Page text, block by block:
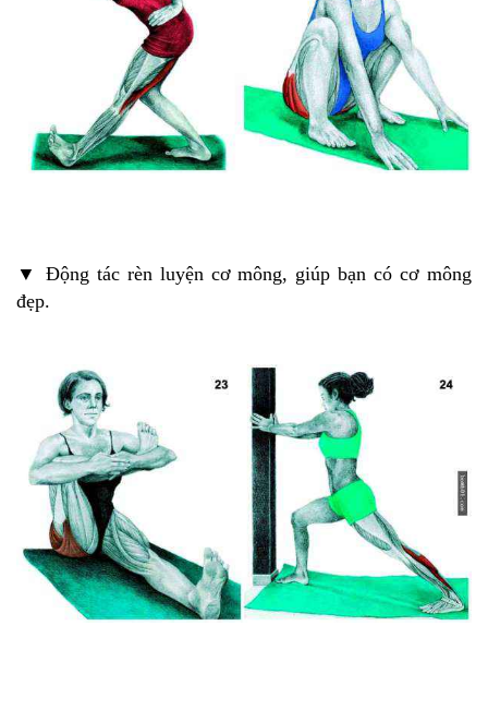
▼ Động tác rèn luyện cơ mông, giúp bạn có cơ mông
đẹp.